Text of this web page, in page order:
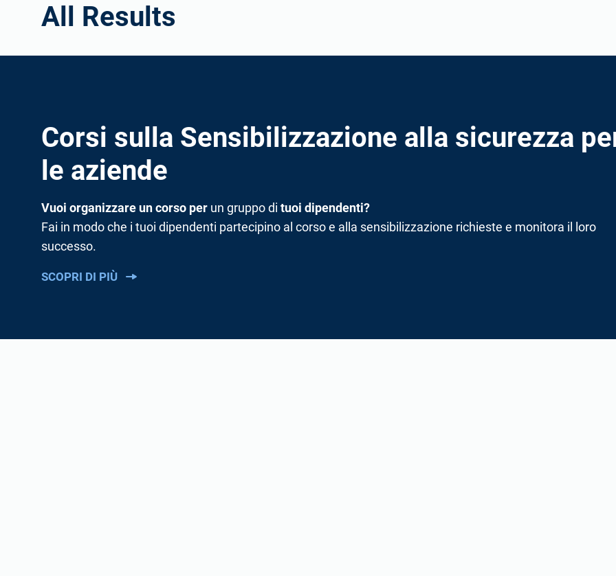
All Results
Corsi sulla Sensibilizzazione alla sicurezza
le aziende
Vuoi organizzare un corso per un gruppo di tuoi dipendenti?
Fai in modo che i tuoi dipendenti partecipino al corso e alla sensibilizzazione richieste e monitora il loro
successo.
SCOPRI DI PIÙ